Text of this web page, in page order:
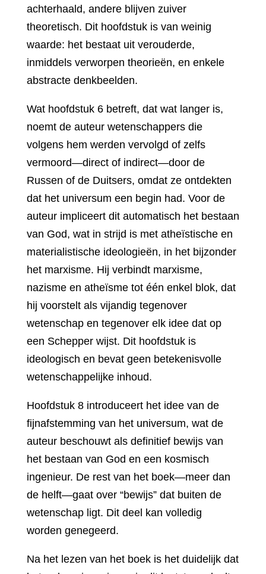
achterhaald, andere blijven zuiver
theoretisch. Dit hoofdstuk is van weinig
waarde: het bestaat uit verouderde,
inmiddels verworpen theorieën, en enkele
abstracte denkbeelden.
Wat hoofdstuk 6 betreft, dat wat langer is,
noemt de auteur wetenschappers die
volgens hem werden vervolgd of zelfs
vermoord—direct of indirect—door de
Russen of de Duitsers, omdat ze ontdekten
dat het universum een begin had. Voor de
auteur impliceert dit automatisch het bestaan
van God, wat in strijd is met atheïstische en
materialistische ideologieën, in het bijzonder
het marxisme. Hij verbindt marxisme,
nazisme en atheïsme tot één enkel blok, dat
hij voorstelt als vijandig tegenover
wetenschap en tegenover elk idee dat op
een Schepper wijst. Dit hoofdstuk is
ideologisch en bevat geen betekenisvolle
wetenschappelijke inhoud.
Hoofdstuk 8 introduceert het idee van de
fijnafstemming van het universum, wat de
auteur beschouwt als definitief bewijs van
het bestaan van God en een kosmisch
ingenieur. De rest van het boek—meer dan
de helft—gaat over “bewijs” dat buiten de
wetenschap ligt. Dit deel kan volledig
worden genegeerd.
Na het lezen van het boek is het duidelijk dat